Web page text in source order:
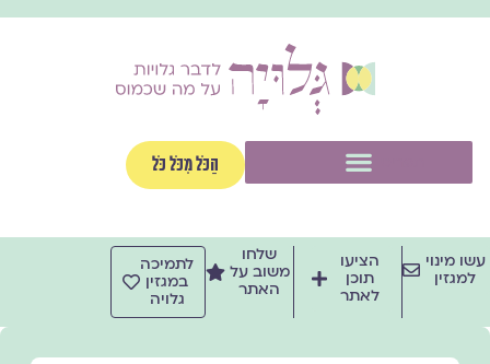
הַכֹּל מִכֹּל כֹּל
עשו מינוי
למגזין
הציעו
תוכן
לאתר
שלחו
משוב על
האתר
לתמיכה
במגזין
גלויה